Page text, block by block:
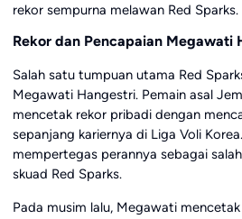
rekor sempurna melawan Red Sparks.
Rekor dan Pencapaian Megawati
Salah satu tumpuan utama Red
Megawati Hangestri. Pemain asal
mencetak rekor pribadi dengan
sepanjang kariernya di Liga Voli
mempertegas perannya sebagai
skuad Red Sparks.
Pada musim lalu, Megawati